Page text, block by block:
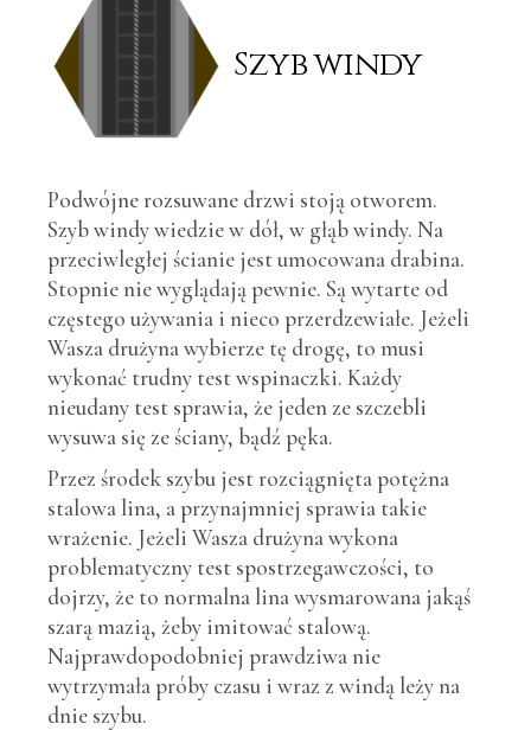
Szyb windy
Podwójne rozsuwane drzwi stoją otworem.
Szyb windy wiedzie w dół, w głąb windy. Na
przeciwległej ścianie jest umocowana drabina.
Stopnie nie wyglądają pewnie. Są wytarte od
częstego używania i nieco przerdzewiałe. Jeżeli
Wasza drużyna wybierze tę drogę, to musi
wykonać trudny test wspinaczki. Każdy
nieudany test sprawia, że jeden ze szczebli
wysuwa się ze ściany, bądź pęka.
Przez środek szybu jest rozciągnięta potężna
stalowa lina, a przynajmniej sprawia takie
wrażenie. Jeżeli Wasza drużyna wykona
problematyczny test spostrzegawczości, to
dojrzy, że to normalna lina wysmarowana jakąś
szarą mazią, żeby imitować stalową.
Najprawdopodobniej prawdziwa nie
wytrzymała próby czasu i wraz z windą leży na
dnie szybu.